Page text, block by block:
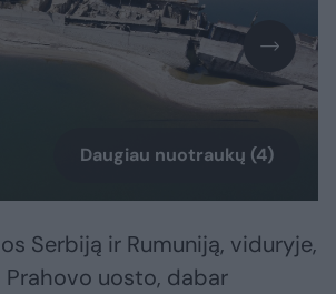
Daugiau nuotraukų (4)
Serbiją ir Rumuniją, viduryje,
uosto, dabar